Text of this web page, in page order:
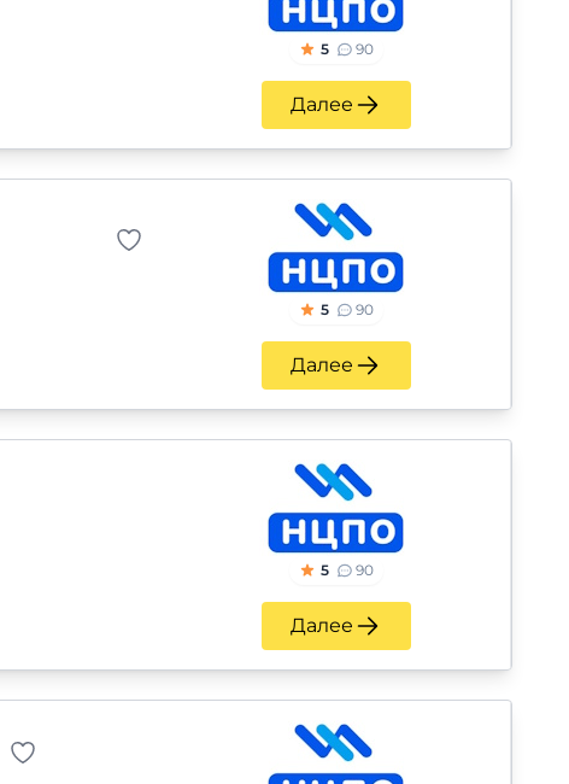
5 90
Далее
5 90
Далее
5 90
Далее